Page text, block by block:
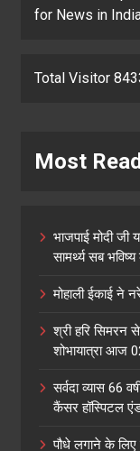
for News in
Total Visitor
Most Read
भाजपाई मोदी जी
सामर्थ्य सब भविष्य
मोहाली ईकाई ने
श्री हरि सिमरन
शोभायात्रा आज
सर्वदा व्यास 66
कैंसर हॉस्पिटल
पौधे लगाने के लिए